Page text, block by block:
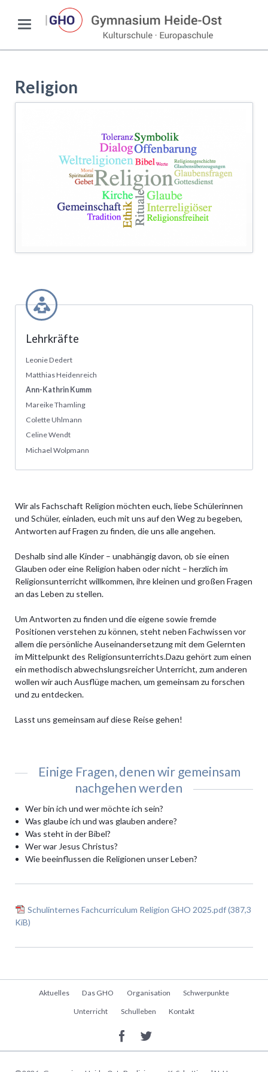
Religion
Lehrkräfte
Leonie Dedert
Matthias Heidenreich
Ann-Kathrin Kumm
Mareike Thamling
Colette Uhlmann
Celine Wendt
Michael Wolpmann
Wir als Fachschaft Religion möchten euch, liebe Schülerinnen
und Schüler, einladen, euch mit uns auf den Weg zu begeben,
Antworten auf Fragen zu finden, die uns alle angehen.
Deshalb sind alle Kinder – unabhängig davon, ob sie einen
Glauben oder eine Religion haben oder nicht – herzlich im
Religionsunterricht willkommen, ihre kleinen und großen Fragen
an das Leben zu stellen.
Um Antworten zu finden und die eigene sowie fremde
Positionen verstehen zu können, steht neben Fachwissen vor
allem die persönliche Auseinandersetzung mit dem Gelernten
im Mittelpunkt des Religionsunterrichts.Dazu gehört zum einen
ein methodisch abwechslungsreicher Unterricht, zum anderen
wollen wir auch Ausflüge machen, um gemeinsam zu forschen
und zu entdecken.
Lasst uns gemeinsam auf diese Reise gehen!
Einige Fragen, denen wir gemeinsam
nachgehen werden
Wer bin ich und wer möchte ich sein?
Was glaube ich und was glauben andere?
Was steht in der Bibel?
Wer war Jesus Christus?
Wie beeinflussen die Religionen unser Leben?
Schulinternes Fachcurriculum Religion GHO 2025.pdf(387,3
KiB)
Navigation
Aktuelles Das GHO Organisation Schwerpunkte
Unterricht Schulleben Kontakt